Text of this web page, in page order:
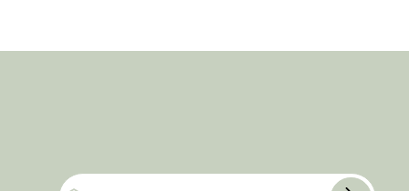
E-Mail-Adresse*